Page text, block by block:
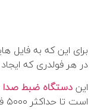
برای این که به فایل
در هر فولدری که ایجاد می‌کنید،
ایندستگاه ضبط صدا
است تا حداکثر ۵۰۰۰ فایل صوتی را در خود ذخیره کند.